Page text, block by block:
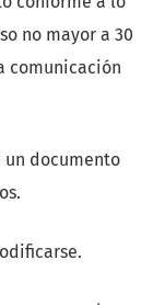
no mayor a 30
comunicación
un documento